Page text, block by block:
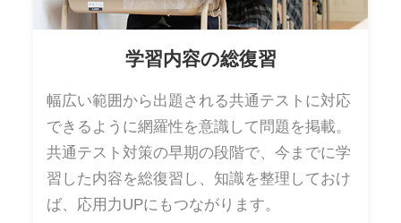
学習内容の総復習
幅広い範囲から出題される共通テストに対応
できるように網羅性を意識して問題を掲載。
共通テスト対策の早期の段階で、今までに学
習した内容を総復習し、知識を整理しておけ
ば、応用力UPにもつながります。